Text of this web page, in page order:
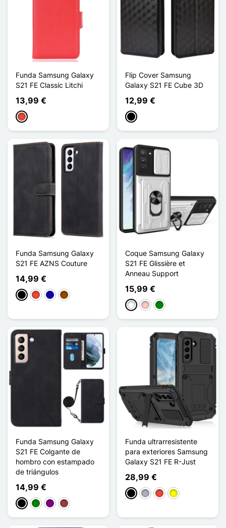
Funda Samsung Galaxy
S21 FE Classic Litchi
13,99 €
Rojo
Flip Cover Samsung
Galaxy S21 FE Cube 3D
12,99 €
Negro
Funda Samsung Galaxy
S21 FE AZNS Couture
14,99 €
NegroRojoAzul oscuro
Marrón
Coque Samsung Galaxy
S21 FE Glissière et
Anneau Support
15,99 €
BlancoRosaVerde
Funda Samsung Galaxy
S21 FE Colgante de
hombro con estampado
de triángulos
14,99 €
NegroVerdePúrpuraRojo oscuro
Funda ultrarresistente
para exteriores Samsung
Galaxy S21 FE R-Just
28,99 €
NegroGris RojoAmarillo